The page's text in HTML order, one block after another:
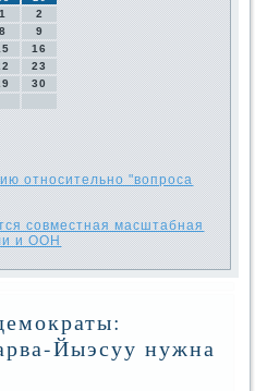
1
2
8
9
16
23
30
относительно "вопроса
совместная масштабная
и ООН
Йыэсуу нужна